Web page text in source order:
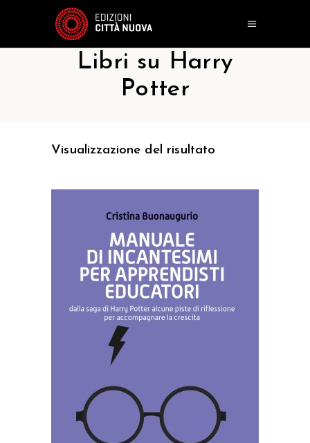
Libri su Harry
Potter
Visualizzazione del risultato
AGGIUNGI AL CARRELLO